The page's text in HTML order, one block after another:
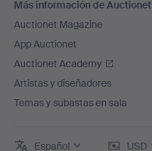
Más información de Auctionet
Auctionet Magazine
App Auctionet
Auctionet Academy
Artistas y diseñadores
Temas y subastas en sala
Español USD